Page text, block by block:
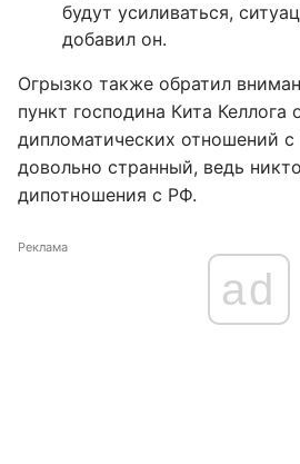
будут усиливаться,
добавил он.
Огрызко также обратил
пункт господина Кита Келлога
дипломатических отношений
довольно странный, ведь
дипотношения с РФ.
Реклама
ad